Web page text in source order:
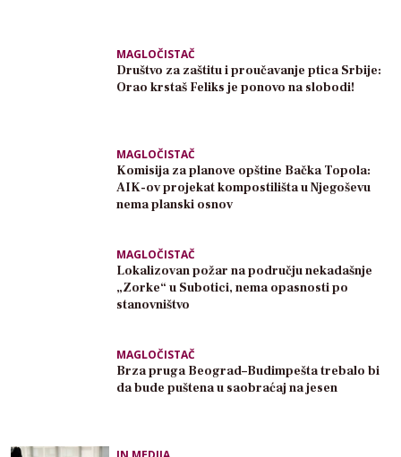
MAGLOČISTAČ
Društvo za zaštitu i proučavanje ptica Srbije:
Orao krstaš Feliks je ponovo na slobodi!
MAGLOČISTAČ
Komisija za planove opštine Bačka Topola:
AIK-ov projekat kompostilišta u Njegoševu
nema planski osnov
MAGLOČISTAČ
Lokalizovan požar na području nekadašnje
„Zorke“ u Subotici, nema opasnosti po
stanovništvo
MAGLOČISTAČ
Brza pruga Beograd–Budimpešta trebalo bi
da bude puštena u saobraćaj na jesen